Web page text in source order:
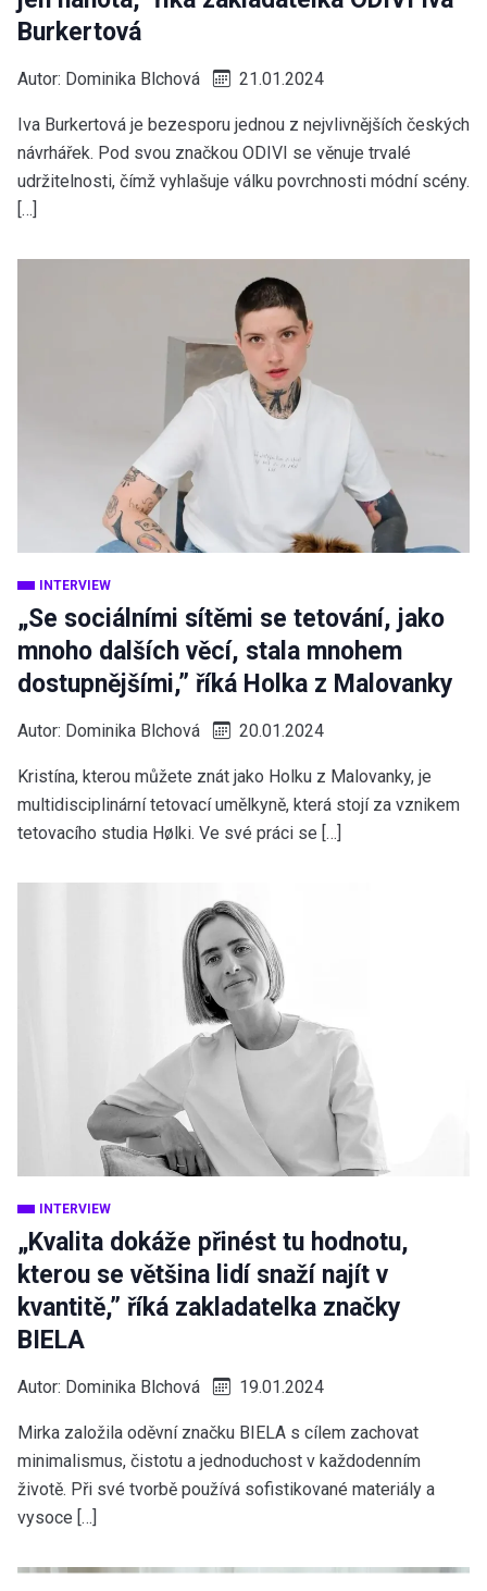
Burkertová
Autor: Dominika Blchová 21.01.2024
Iva Burkertová je bezesporu jednou z nejvlivnějších českých
návrhářek. Pod svou značkou ODIVI se věnuje trvalé
udržitelnosti, čímž vyhlašuje válku povrchnosti módní scény.
[…]
INTERVIEW
„Se sociálními sítěmi se tetování, jako
mnoho dalších věcí, stala mnohem
dostupnějšími,” říká Holka z Malovanky
Autor: Dominika Blchová 20.01.2024
Kristína, kterou můžete znát jako Holku z Malovanky, je
multidisciplinární tetovací umělkyně, která stojí za vznikem
tetovacího studia Hølki. Ve své práci se […]
INTERVIEW
„Kvalita dokáže přinést tu hodnotu,
kterou se většina lidí snaží najít v
kvantitě,” říká zakladatelka značky
BIELA
Autor: Dominika Blchová 19.01.2024
Mirka založila oděvní značku BIELA s cílem zachovat
minimalismus, čistotu a jednoduchost v každodenním
životě. Při své tvorbě používá sofistikované materiály a
vysoce […]